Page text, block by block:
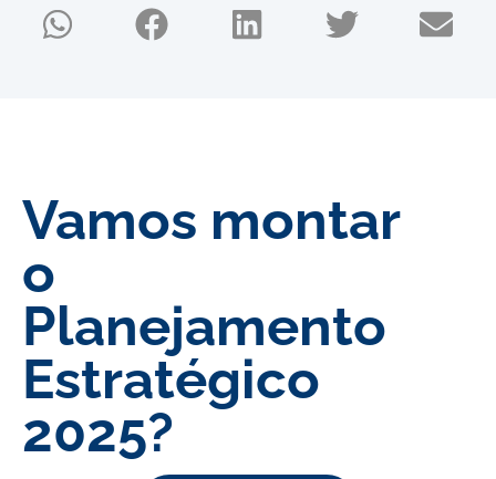
Vamos montar
o
Planejamento
Estratégico
2025?